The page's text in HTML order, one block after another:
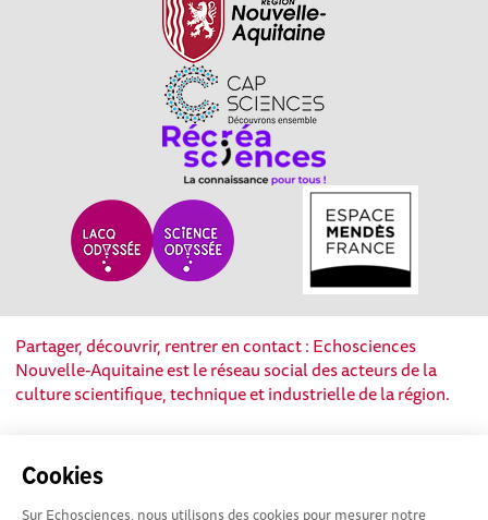
Cookies
Sur Echosciences, nous utilisons des cookies pour mesurer notre
Partager, découvrir, rentrer en contact : Echosciences
Nouvelle-Aquitaine est le réseau social des acteurs de la
culture scientifique, technique et industrielle de la région.
|Ligne éditoriale